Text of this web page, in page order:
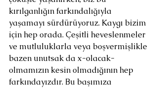
kırılganlığın farkındalığıyla
yaşamayı sürdürüyoruz. Kaygı bizim
için hep orada. Çeşitli heveslenmeler
ve mutluluklarla veya boşvermişlikle
bazen unutsak da x-olacak-
olmamızın kesin olmadığının hep
farkındayızdır. Bu başımıza